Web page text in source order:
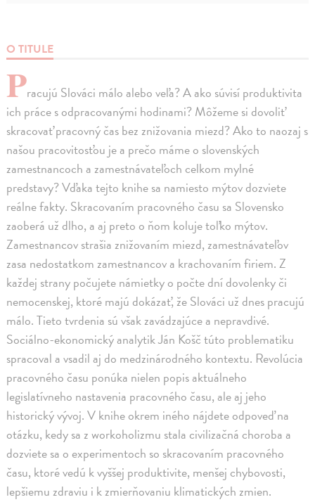
O TITULE
Pracujú Slováci málo alebo veľa? A ako súvisí produktivita
ich práce s odpracovanými hodinami? Môžeme si dovoliť
skracovať pracovný čas bez znižovania miezd? Ako to naozaj s
našou pracovitosťou je a prečo máme o slovenských
zamestnancoch a zamestnávateľoch celkom mylné
predstavy? Vďaka tejto knihe sa namiesto mýtov dozviete
reálne fakty. Skracovaním pracovného času sa Slovensko
zaoberá už dlho, a aj preto o ňom koluje toľko mýtov.
Zamestnancov strašia znižovaním miezd, zamestnávateľov
zasa nedostatkom zamestnancov a krachovaním firiem. Z
každej strany počujete námietky o počte dní dovolenky či
nemocenskej, ktoré majú dokázať, že Slováci už dnes pracujú
málo. Tieto tvrdenia sú však zavádzajúce a nepravdivé.
Sociálno-ekonomický analytik Ján Košč túto problematiku
spracoval a vsadil aj do medzinárodného kontextu. Revolúcia
pracovného času ponúka nielen popis aktuálneho
legislatívneho nastavenia pracovného času, ale aj jeho
historický vývoj. V knihe okrem iného nájdete odpoveď na
otázku, kedy sa z workoholizmu stala civilizačná choroba a
dozviete sa o experimentoch so skracovaním pracovného
času, ktoré vedú k vyššej produktivite, menšej chybovosti,
lepšiemu zdraviu i k zmierňovaniu klimatických zmien.